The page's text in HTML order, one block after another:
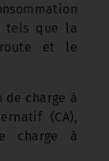
tels que la
et le
charge à
(CA),
charge à